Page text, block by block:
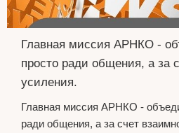
Главная миссия АРНКО -
просто ради общения, а за
усиления.
Главная миссия АРНКО -
ради общения, а за счет